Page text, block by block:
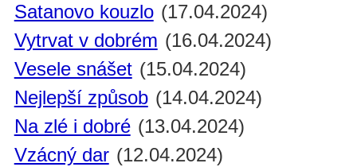
Satanovo kouzlo (17.04.2024)
Vytrvat v dobrém (16.04.2024)
Vesele snášet (15.04.2024)
Nejlepší způsob (14.04.2024)
Na zlé i dobré (13.04.2024)
Vzácný dar (12.04.2024)